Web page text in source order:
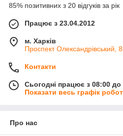
85% позитивних з 20 відгуків за рік
Працює з 23.04.2012
м. Харків
Проспект Олександрівський,
Контакти
Сьогодні працює з 08:00 до
Показати весь графік
Про нас